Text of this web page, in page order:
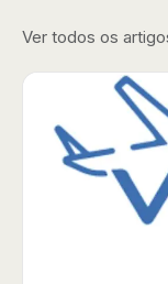
Ver todos os